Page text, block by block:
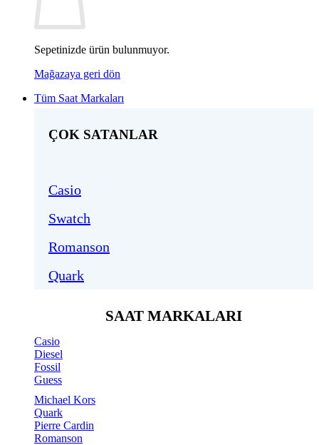
Sepetinizde ürün bulunmuyor.
Mağazaya geri dön
Tüm Saat Markaları
ÇOK SATANLAR
Casio
Swatch
Romanson
Quark
SAAT MARKALARI
Casio
Diesel
Fossil
Guess
Michael Kors
Quark
Pierre Cardin
Romanson